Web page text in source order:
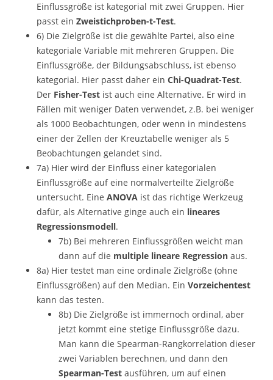
Einflussgröße ist kategorial mit zwei Gruppen. Hier
passt ein Zweistichproben-t-Test.
6) Die Zielgröße ist die gewählte Partei, also eine
kategoriale Variable mit mehreren Gruppen. Die
Einflussgröße, der Bildungsabschluss, ist ebenso
kategorial. Hier passt daher ein Chi-Quadrat-Test.
Der Fisher-Test ist auch eine Alternative. Er wird in
Fällen mit weniger Daten verwendet, z.B. bei weniger
als 1000 Beobachtungen, oder wenn in mindestens
einer der Zellen der Kreuztabelle weniger als 5
Beobachtungen gelandet sind.
7a) Hier wird der Einfluss einer kategorialen
Einflussgröße auf eine normalverteilte Zielgröße
untersucht. Eine ANOVA ist das richtige Werkzeug
dafür, als Alternative ginge auch ein lineares
Regressionsmodell.
7b) Bei mehreren Einflussgrößen weicht man
dann auf die multiple lineare Regression aus.
8a) Hier testet man eine ordinale Zielgröße (ohne
Einflussgrößen) auf den Median. Ein Vorzeichentest
kann das testen.
8b) Die Zielgröße ist immernoch ordinal, aber
jetzt kommt eine stetige Einflussgröße dazu.
Man kann die Spearman-Rangkorrelation dieser
zwei Variablen berechnen, und dann den
Spearman-Test ausführen, um auf einen